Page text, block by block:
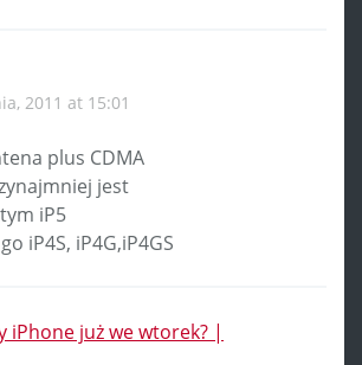
2011 at 15:01
plus CDMA
jest
iP5
iP4S, iP4G,iP4GS
iPhone już we wtorek? |